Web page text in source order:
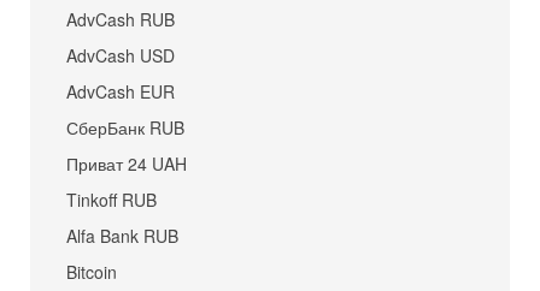
AdvCash RUB
AdvCash USD
AdvCash EUR
СберБанк RUB
Приват 24 UAH
Tinkoff RUB
Alfa Bank RUB
Bitcoin